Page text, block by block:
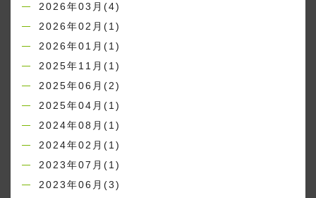
2026年03月(4)
2026年02月(1)
2026年01月(1)
2025年11月(1)
2025年06月(2)
2025年04月(1)
2024年08月(1)
2024年02月(1)
2023年07月(1)
2023年06月(3)